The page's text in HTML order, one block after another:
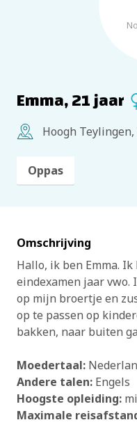
Emma, 21 jaar
Hoogh
Oppas
Omschrijving
Hallo, ik ben Emma.
eindexamen jaar vwo.
op mijn broertje en
op te passen op
bakken, naar buiten
Moedertaal:
Andere talen: Engels
Hoogste opleiding:
Maximale